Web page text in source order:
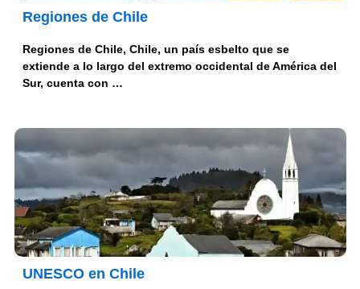
Regiones de Chile
Regiones de Chile, Chile, un país esbelto que se
extiende a lo largo del extremo occidental de América del
Sur, cuenta con …
UNESCO en Chile